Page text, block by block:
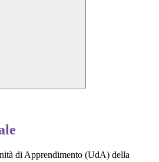
di Apprendimento (UdA) della